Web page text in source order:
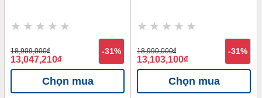
18,909,000đ
13,047,210đ
-31%
Chọn mua
18,990,000đ
13,103,100đ
-31%
Chọn mua